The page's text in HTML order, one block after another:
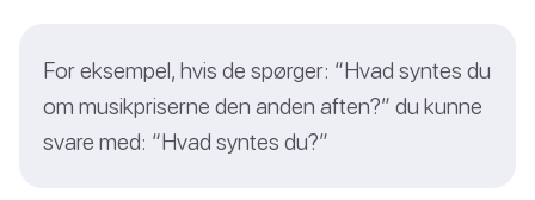
For eksempel, hvis de spørger: “Hvad syntes du
om musikpriserne den anden aften?” du kunne
svare med: “Hvad syntes du?”